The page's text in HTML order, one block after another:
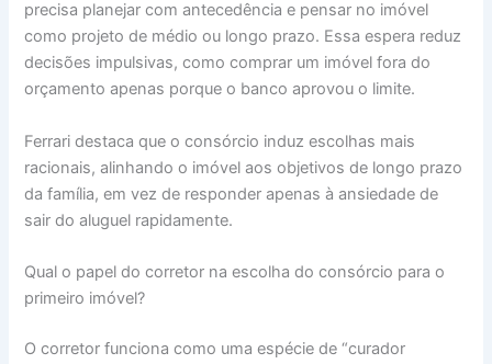
precisa planejar com antecedência e pensar no imóvel
como projeto de médio ou longo prazo. Essa espera reduz
decisões impulsivas, como comprar um imóvel fora do
orçamento apenas porque o banco aprovou o limite.
Ferrari destaca que o consórcio induz escolhas mais
racionais, alinhando o imóvel aos objetivos de longo prazo
da família, em vez de responder apenas à ansiedade de
sair do aluguel rapidamente.
Qual o papel do corretor na escolha do consórcio para o
primeiro imóvel?
O corretor funciona como uma espécie de “curador